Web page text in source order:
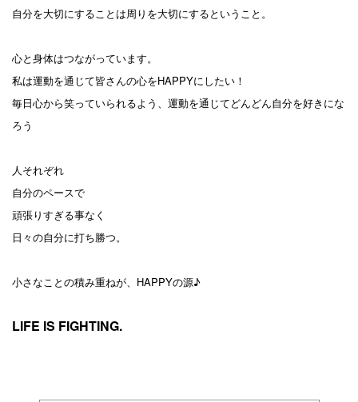
自分を大切にすることは周りを大切にするということ。
心と身体はつながっています。
私は運動を通じて皆さんの心をHAPPYにしたい！
毎日心から笑っていられるよう、運動を通じてどんどん自分を好きにな
ろう
人それぞれ
自分のペースで
頑張りすぎる事なく
日々の自分に打ち勝つ。
小さなことの積み重ねが、HAPPYの源♪
LIFE IS FIGHTING.